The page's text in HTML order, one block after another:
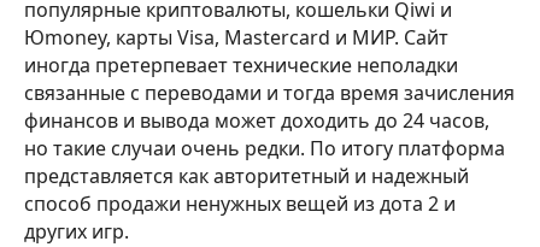
популярные криптовалюты, кошельки Qiwi и
Юmoney, карты Visa, Mastercard и МИР. Сайт
иногда претерпевает технические неполадки
связанные с переводами и тогда время зачисления
финансов и вывода может доходить до 24 часов,
но такие случаи очень редки. По итогу платформа
представляется как авторитетный и надежный
способ продажи ненужных вещей из дота 2 и
других игр.